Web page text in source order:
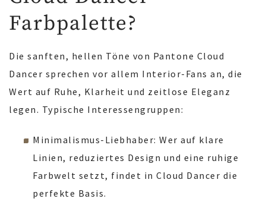
Farbpalette?
Die sanften, hellen Töne von Pantone Cloud
Dancer sprechen vor allem Interior-Fans an, die
Wert auf Ruhe, Klarheit und zeitlose Eleganz
legen. Typische Interessengruppen:
Minimalismus-Liebhaber: Wer auf klare
Linien, reduziertes Design und eine ruhige
Farbwelt setzt, findet in Cloud Dancer die
perfekte Basis.